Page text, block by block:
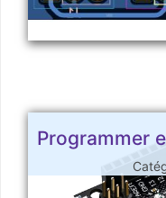
Programmer